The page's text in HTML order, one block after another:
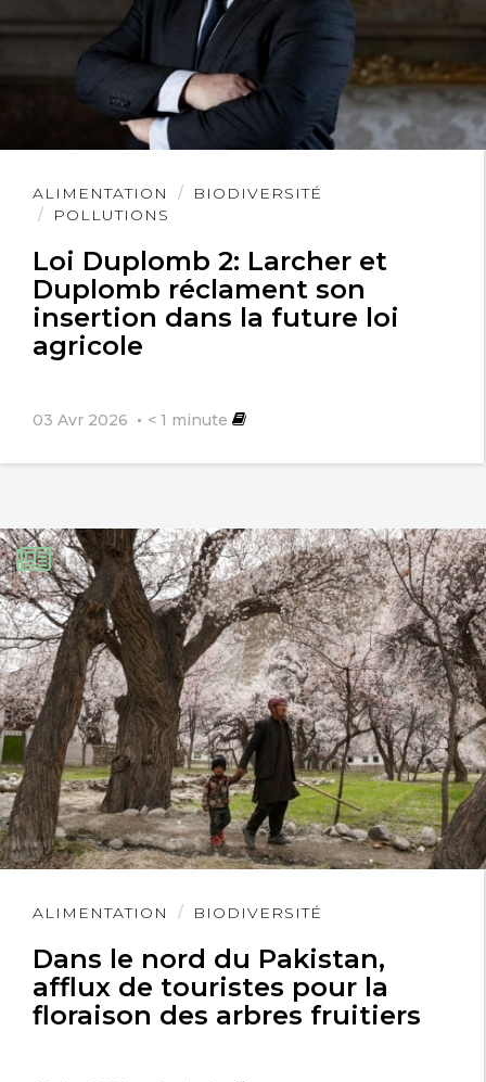
ALIMENTATION
BIODIVERSITÉ
POLLUTIONS
Loi Duplomb 2: Larcher et
Duplomb réclament son
insertion dans la future loi
agricole
03 Avr 2026 < 1 minute
Lire
l'article
ALIMENTATION BIODIVERSITÉ
Dans le nord du Pakistan,
afflux de touristes pour la
floraison des arbres fruitiers
Lire